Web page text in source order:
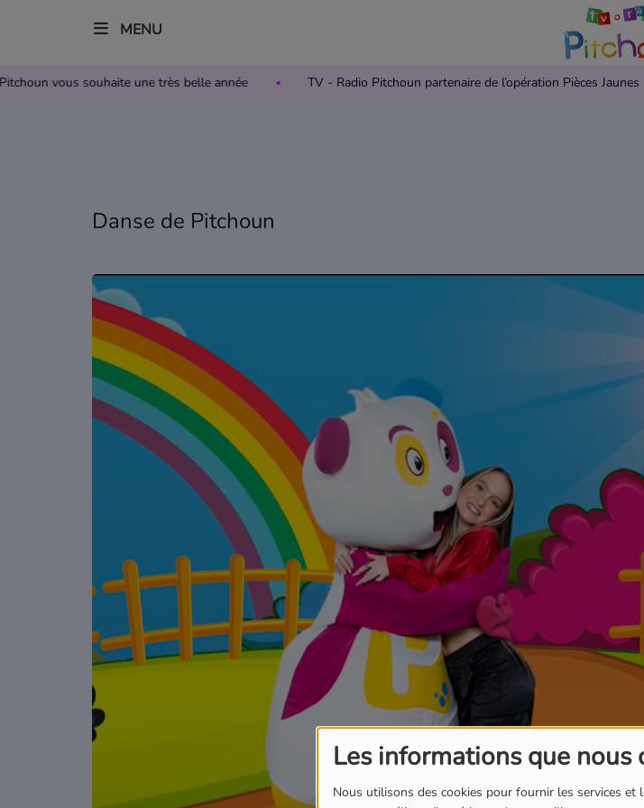
Les informations que nous
Nous utilisons des cookies pour fournir les services
MENU
Pitchoun vous souhaite une très belle année TV - Radio Pitchoun partenaire de l’opération Pièces
Où regarder TV Pitchoun ?
Grille des programmes Radio
Où écouter Radio Pitchoun ?
Qui sommes-nous ?
Danse de Pitchoun